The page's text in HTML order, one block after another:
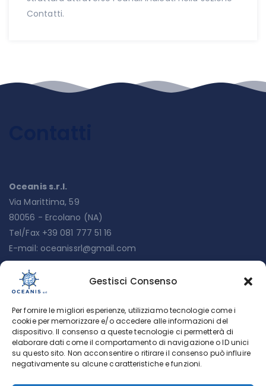
Gestisci Consenso
Per fornire le migliori esperienze, utilizziamo tecnologie come i
cookie per memorizzare e/o accedere alle informazioni del
dispositivo. Il consenso a queste tecnologie ci permetterà di
elaborare dati come il comportamento di navigazione o ID unici
su questo sito. Non acconsentire o ritirare il consenso può influire
negativamente su alcune caratteristiche e funzioni.
Contatti.
Oceanis s.r.l.
Via Marittima, 59
80056 - Ercolano (NA)
Tel/Fax +39 081 777 51 16
E-mail: oceanissrl@gmail.com
Menu
Chi siamo
Servizi
Lavora con noi
Cookie Policy (UE)